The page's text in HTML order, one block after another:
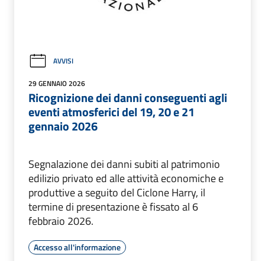
AVVISI
29 GENNAIO 2026
Ricognizione dei danni conseguenti agli
eventi atmosferici del 19, 20 e 21
gennaio 2026
Segnalazione dei danni subiti al patrimonio
edilizio privato ed alle attività economiche e
produttive a seguito del Ciclone Harry, il
termine di presentazione è fissato al 6
febbraio 2026.
Accesso all'informazione